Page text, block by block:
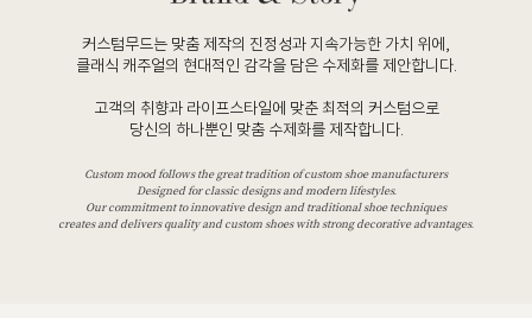
커스텀무드는 맞춤 제작의 진정성과 지속가능한 가치 위에,
클래식 캐주얼의 현대적인 감각을 담은 수제화를 제안합니다.
고객의 취향과 라이프스타일에 맞춘 최적의 커스텀으로
당신의 하나뿐인 맞춤 수제화를 제작합니다.
Custom mood follows the great tradition of custom shoe manufacturers
Designed for classic designs and modern lifestyles.
Our commitment to innovative design and traditional shoe techniques
creates and delivers quality and custom shoes with strong decorative advantages.